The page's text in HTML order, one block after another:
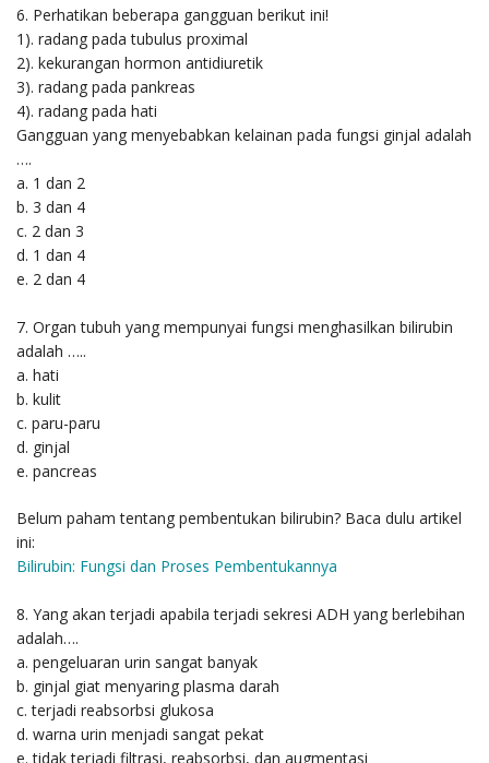
6. Perhatikan beberapa gangguan berikut ini!
1). radang pada tubulus proximal
2). kekurangan hormon antidiuretik
3). radang pada pankreas
4). radang pada hati
Gangguan yang menyebabkan kelainan pada fungsi ginjal adalah
….
a. 1 dan 2
b. 3 dan 4
c. 2 dan 3
d. 1 dan 4
e. 2 dan 4
7. Organ tubuh yang mempunyai fungsi menghasilkan bilirubin
adalah …..
a. hati
b. kulit
c. paru-paru
d. ginjal
e. pancreas
Belum paham tentang pembentukan bilirubin? Baca dulu artikel
ini:
Bilirubin: Fungsi dan Proses Pembentukannya
8. Yang akan terjadi apabila terjadi sekresi ADH yang berlebihan
adalah….
a. pengeluaran urin sangat banyak
b. ginjal giat menyaring plasma darah
c. terjadi reabsorbsi glukosa
d. warna urin menjadi sangat pekat
e. tidak terjadi filtrasi, reabsorbsi, dan augmentasi